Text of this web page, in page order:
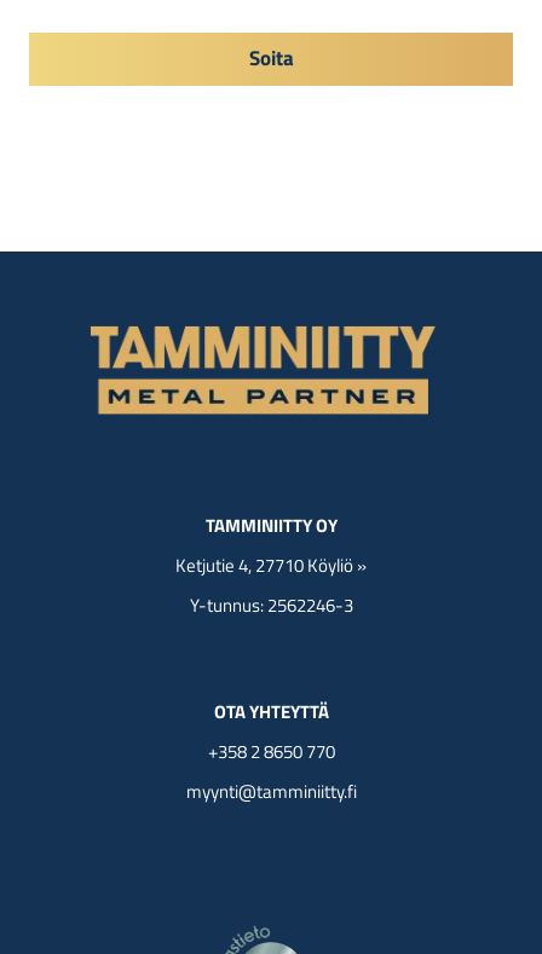
Soita
TAMMINIITTY OY
Ketjutie 4, 27710 Köyliö »
Y-tunnus: 2562246-3
OTA YHTEYTTÄ
+358 2 8650 770
myynti@tamminiitty.fi